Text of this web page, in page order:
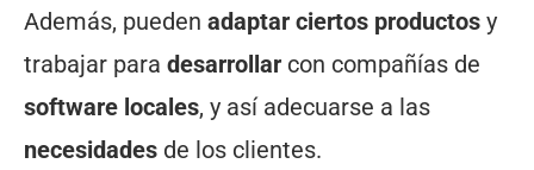
Además, pueden adaptar ciertos productos y
trabajar para desarrollar con compañías de
software locales, y así adecuarse a las
necesidades de los clientes.